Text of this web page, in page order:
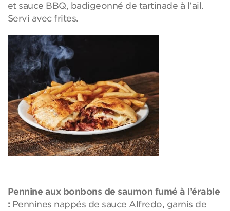
et sauce BBQ, badigeonné de tartinade à l'ail.
Servi avec frites.
Pennine aux bonbons de saumon fumé à l’érable
: Pennines nappés de sauce Alfredo, garnis de